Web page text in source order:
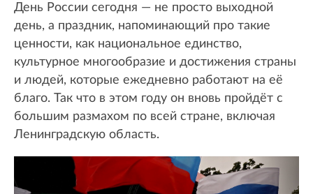
День России сегодня — не просто выходной
день, а праздник, напоминающий про такие
ценности, как национальное единство,
культурное многообразие и достижения страны
и людей, которые ежедневно работают на её
благо. Так что в этом году он вновь пройдёт с
большим размахом по всей стране, включая
Ленинградскую область.